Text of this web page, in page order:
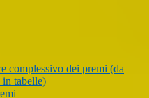
complessivo dei premi (da
in tabelle)